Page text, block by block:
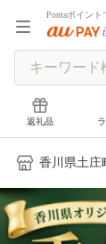
Pontaポイント
返礼品
香川県土庄